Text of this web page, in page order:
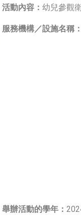
活動內容：幼兒參觀
服務機構／設施名稱
舉辦活動的學年：